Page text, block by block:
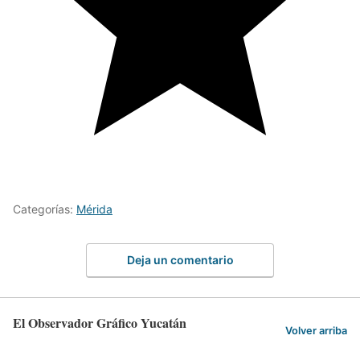
Categorías: Mérida
Deja un comentario
El Observador Gráfico Yucatán Volver arriba